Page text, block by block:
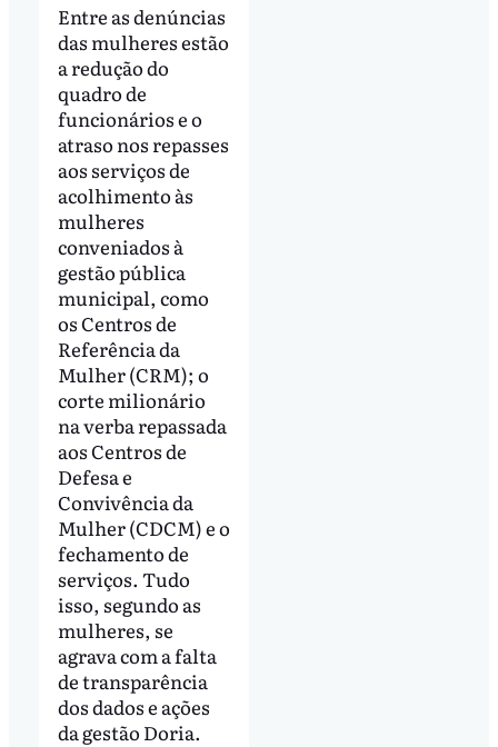
Entre as denúncias
das mulheres estão
a redução do
quadro de
funcionários e o
atraso nos repasses
aos serviços de
acolhimento às
mulheres
conveniados à
gestão pública
municipal, como
os Centros de
Referência da
Mulher (CRM); o
corte milionário
na verba repassada
aos Centros de
Defesa e
Convivência da
Mulher (CDCM) e o
fechamento de
serviços. Tudo
isso, segundo as
mulheres, se
agrava com a falta
de transparência
dos dados e ações
da gestão Doria.